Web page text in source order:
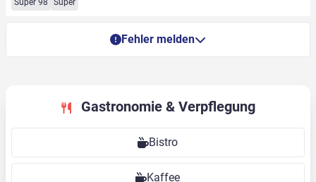
Super 98 Super
Fehler melden
Gastronomie & Verpflegung
Bistro
Kaffee